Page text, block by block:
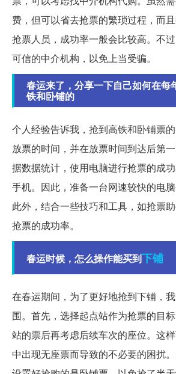
费，但可以省去抢票的繁琐过程，而
抢票人员，成功率一般会比较高。不
可信的中介机构，以免上当受骗。
春运来了，分享一下自己如何在每
铁和卧铺的
个人经验告诉我，抢到高铁和卧铺票
放票的时间，并在放票时间到达后第
据数据统计，使用电脑进行抢票的成
手机。因此，准备一台网速较快的电脑
此外，结合一些技巧和工具，如抢票
抢票的成功率。
春运时候，怎么操作能买到下铺
在春运期间，为了更好地抢到下铺，
围。首先，选择起点站作为抢票的目
站的票后再考虑后续车次的座位。这
中出现无座票而导致的不必要的困扰